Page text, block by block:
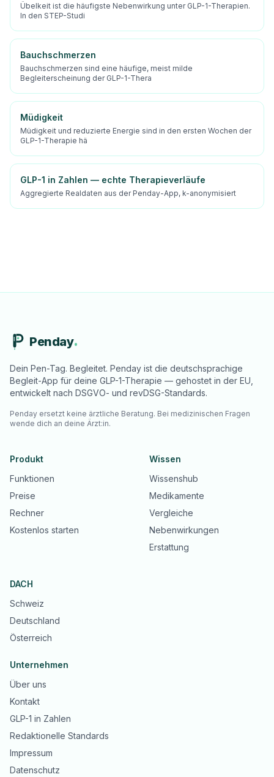
Übelkeit ist die häufigste Nebenwirkung unter GLP-1-Therapien.
In den STEP-Studi
Bauchschmerzen
Bauchschmerzen sind eine häufige, meist milde
Begleiterscheinung der GLP-1-Thera
Müdigkeit
Müdigkeit und reduzierte Energie sind in den ersten Wochen der
GLP-1-Therapie hä
GLP-1 in Zahlen — echte Therapieverläufe
Aggregierte Realdaten aus der Penday-App, k-anonymisiert
Penday
Dein Pen-Tag. Begleitet. Penday ist die deutschsprachige
Begleit-App für deine GLP-1-Therapie — gehostet in der EU,
entwickelt nach DSGVO- und revDSG-Standards.
Penday ersetzt keine ärztliche Beratung. Bei medizinischen Fragen
wende dich an deine Ärzt:in.
Produkt
Funktionen
Preise
Rechner
Kostenlos starten
Wissen
Wissenshub
Medikamente
Vergleiche
Nebenwirkungen
Erstattung
DACH
Schweiz
Deutschland
Österreich
Unternehmen
Über uns
Kontakt
GLP-1 in Zahlen
Redaktionelle Standards
Impressum
Datenschutz